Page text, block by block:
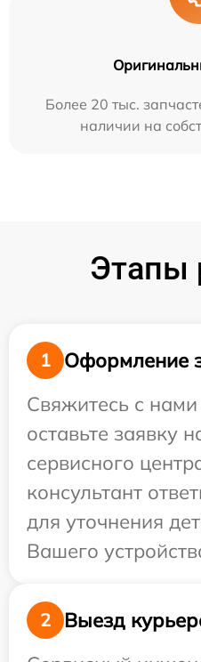
Более 20 тыс.
наличии на
Этапы
1
Оформление
Свяжитесь с
оставьте заявку
сервисного
консультант
для уточнения
Вашего
2
Выезд